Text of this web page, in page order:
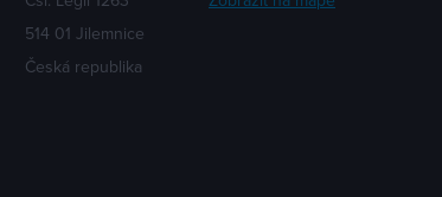
514 01 Jilemnice
Česká republika